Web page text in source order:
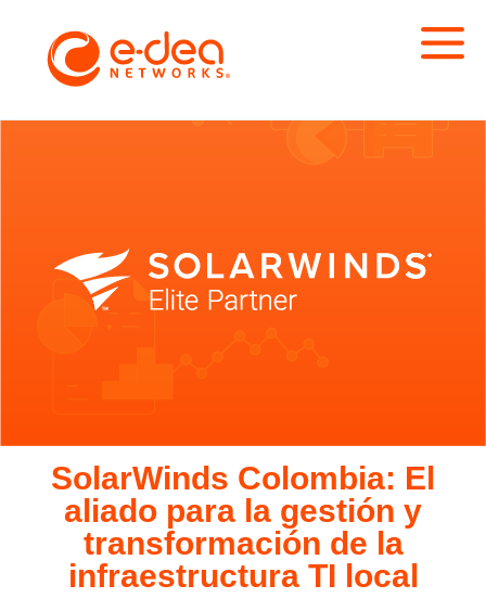
SolarWinds Colombia: El
aliado para la gestión y
transformación de la
infraestructura TI local